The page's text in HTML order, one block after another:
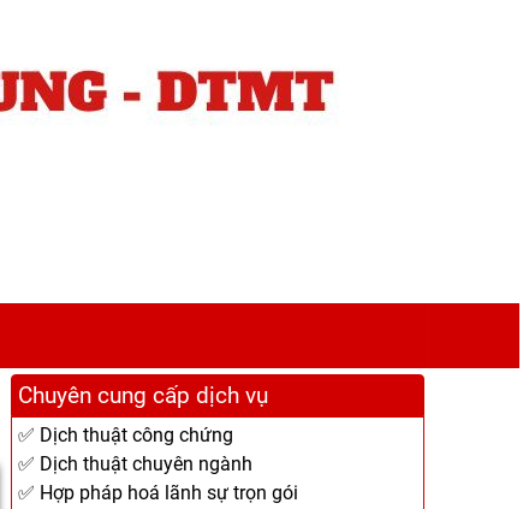
Chuyên cung cấp dịch vụ
✅ Dịch thuật công chứng
✅ Dịch thuật chuyên ngành
✅ Hợp pháp hoá lãnh sự trọn gói